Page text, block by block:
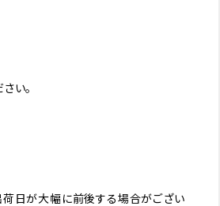
い。
荷日が大幅に前後する場合がござい